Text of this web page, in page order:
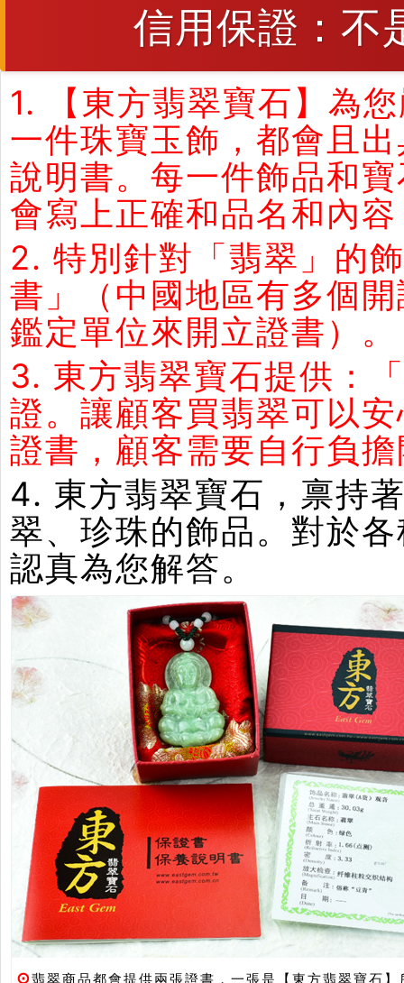
信用保證：不
1. 【東方翡翠寶石】為
一件珠寶玉飾，都會且
說明書。每一件飾品和
會寫上正確和品名和內
2. 特別針對「翡翠」的
書」（中國地區有多個
鑑定單位來開立證書）。
3. 東方翡翠寶石提供：
證。讓顧客買翡翠可以
證書，顧客需要自行負
4. 東方翡翠寶石，禀持
翠、珍珠的飾品。對於
認真為您解答。
⊙翡翠商品都會提供兩張證書，一張是【東方翡翠寶石